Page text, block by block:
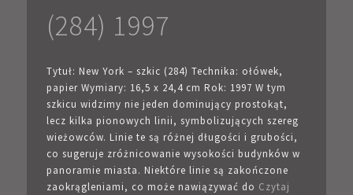
(284) 1997
Tytuł: New York – szkic (284) Technika: ołówek,
papier Wymiary: 16,5 x 24,4 cm Rok: 1997 W tym
szkicu widzimy nie jeden dominujący prostokąt,
lecz kilka pionowych linii, symbolizujących szereg
wieżowców. Linie te są różnej długości i grubości,
co sugeruje zróżnicowanie wysokości budynków w
panoramie miasta. Niektóre linie są zakończone
zaokrągleniami, co może nawiązywać do Czytaj